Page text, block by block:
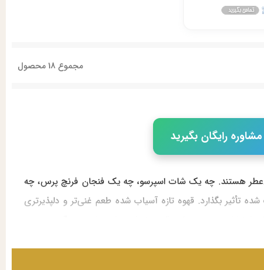
مجموع 18 محصول
مشاوره رایگان بگیرید
هستند. چه یک شات اسپرسو، چه یک فنجان فرنچ پرس، چه
تأثیر بگذارد. قهوه تازه آسیاب شده طعم غنی‌تر و دلپذیرتری
ادارات و حتی منازل قهوه خوش عطر و تازه سرو گردد.
گزینه‌های موجود در بازار ایران است. برند مباشی با سابقه